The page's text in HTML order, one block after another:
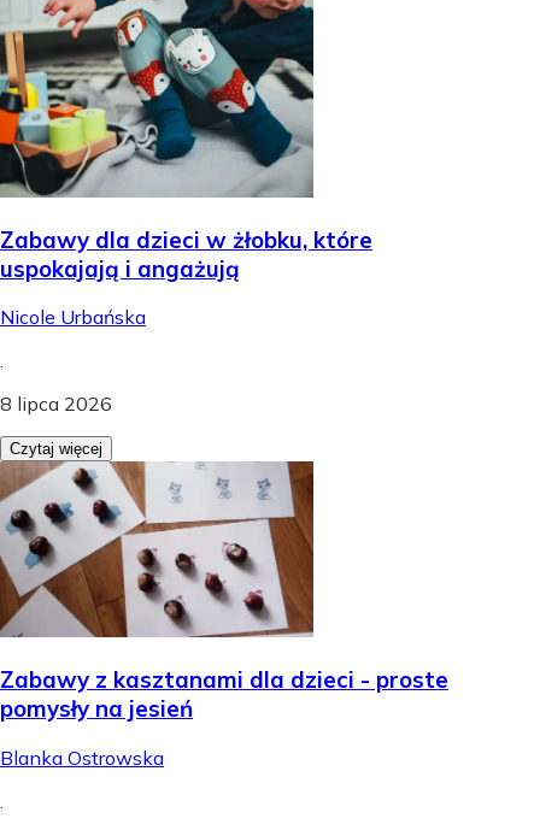
Zabawy dla dzieci w żłobku, które
uspokajają i angażują
Nicole Urbańska
.
8 lipca 2026
Czytaj więcej
Zabawy z kasztanami dla dzieci - proste
pomysły na jesień
Blanka Ostrowska